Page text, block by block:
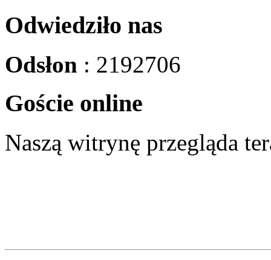
Odwiedziło nas
Odsłon : 2192706
Goście online
Naszą witrynę przegląda